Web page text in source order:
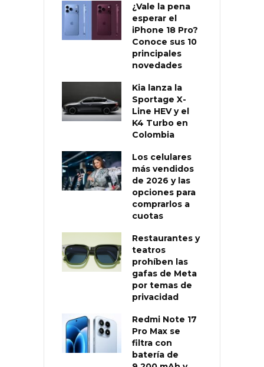
¿Vale la pena
esperar el
iPhone 18 Pro?
Conoce sus 10
principales
novedades
Kia lanza la
Sportage X-
Line HEV y el
K4 Turbo en
Colombia
Los celulares
más vendidos
de 2026 y las
opciones para
comprarlos a
cuotas
Restaurantes y
teatros
prohíben las
gafas de Meta
por temas de
privacidad
Redmi Note 17
Pro Max se
filtra con
batería de